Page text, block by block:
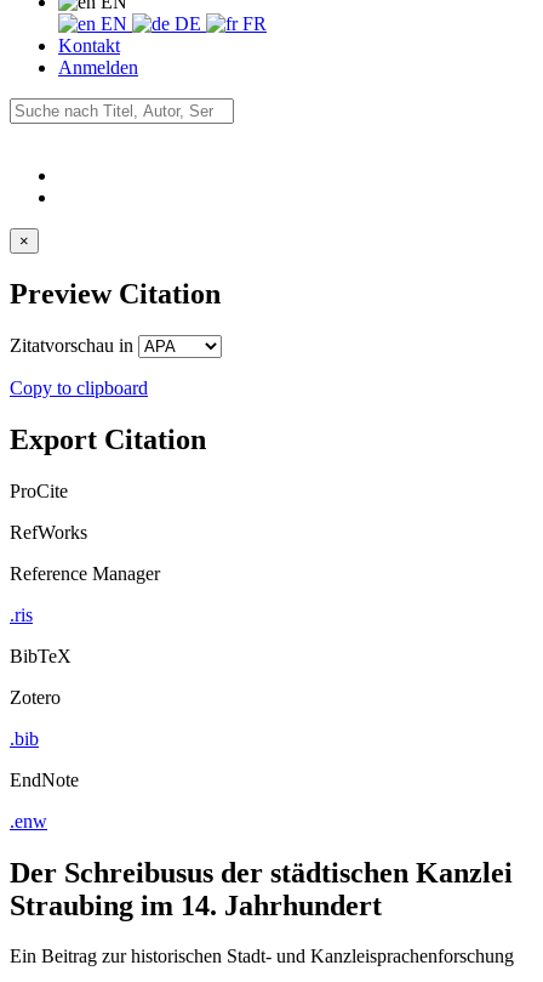
EN
DE
FR
Kontakt
Anmelden
Export Citation
Der Schreibusus der städtischen Kanzlei
Straubing im 14. Jahrhundert